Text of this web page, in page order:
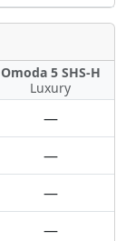
Omoda 5 SHS-H
Luxury
—
—
—
—